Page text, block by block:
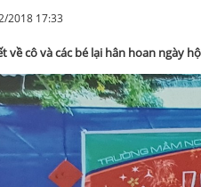
2018 17:33
về cô và các bé lại hân hoan ngày